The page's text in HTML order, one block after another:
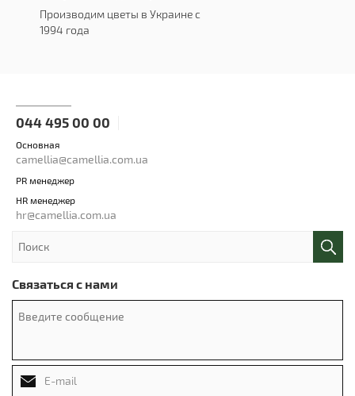
Производим цветы в Украине с
1994 года
044 495 00 00
Основная
camellia@camellia.com.ua
PR менеджер
HR менеджер
hr@camellia.com.ua
Связаться с нами